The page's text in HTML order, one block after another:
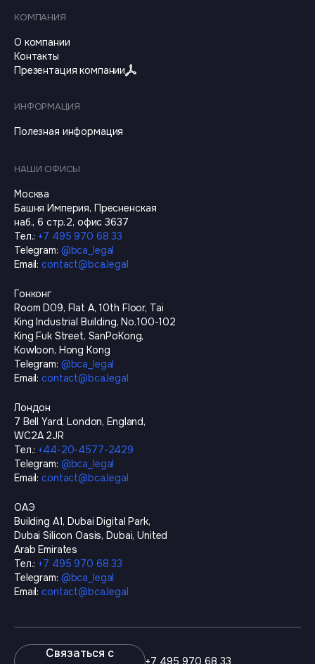
КОМПАНИЯ
О компании
Контакты
Презентация компании
ИНФОРМАЦИЯ
Полезная информация
НАШИ ОФИСЫ
Москва
Башня Империя, Пресненская
наб., 6 стр.2, офис 3637
Тел.: +7 495 970 68 33
Telegram: @bca_legal
Email: contact@bca.legal
Гонконг
Room D09, Flat A, 10th Floor, Tai
King Industrial Building, No.100-102
King Fuk Street, SanPoKong,
Kowloon, Hong Kong
Telegram: @bca_legal
Email: contact@bca.legal
Лондон
7 Bell Yard, London, England,
WC2A 2JR
Тел.: +44-20-4577-2429
Telegram: @bca_legal
Email: contact@bca.legal
ОАЭ
Building A1, Dubai Digital Park,
Dubai Silicon Oasis, Dubai, United
Arab Emirates
Тел.: +7 495 970 68 33
Telegram: @bca_legal
Email: contact@bca.legal
Связаться с
+7 495 970 68 33